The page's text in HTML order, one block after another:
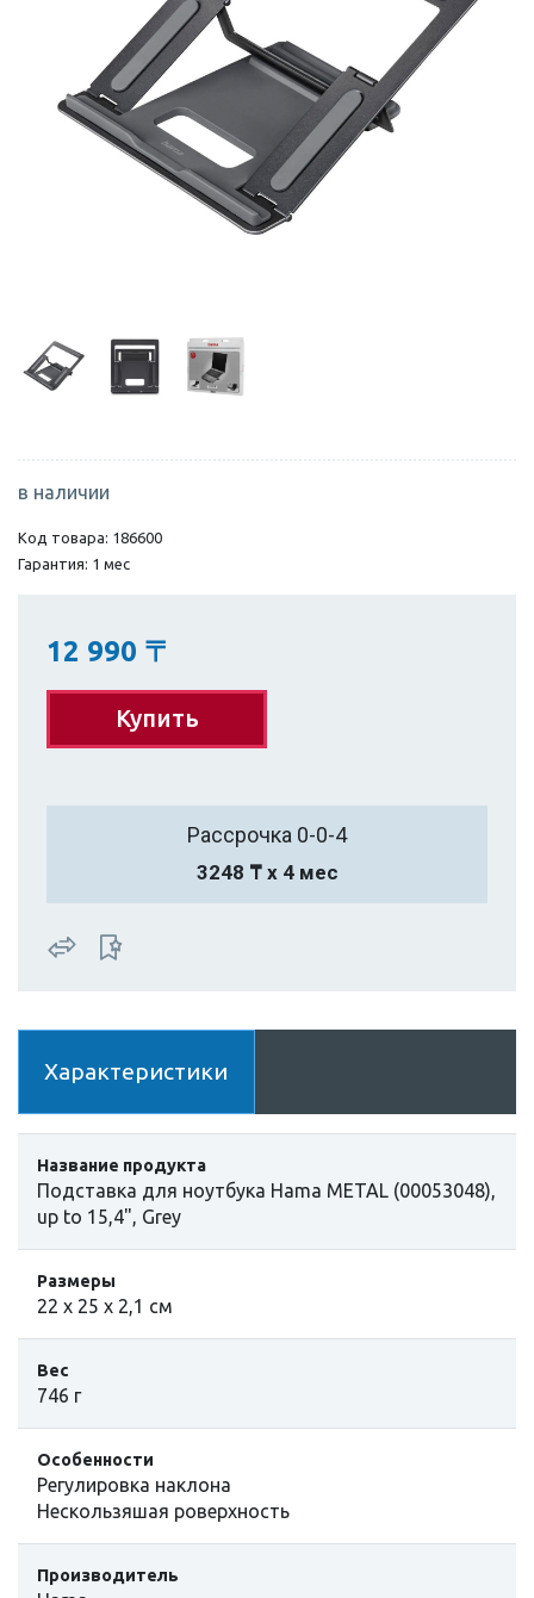
в наличии
Код товара: 186600
Гарантия: 1 мес
12 990 〒
Купить
Рассрочка 0-0-4
3248 ₸ х 4 мес
Характеристики
Название продукта
Подставка для ноутбука Hama METAL (00053048),
up to 15,4", Grey
Размеры
22 х 25 х 2,1 см
Вес
746 г
Особенности
Регулировка наклона
Нескользяшая роверхность
Производитель